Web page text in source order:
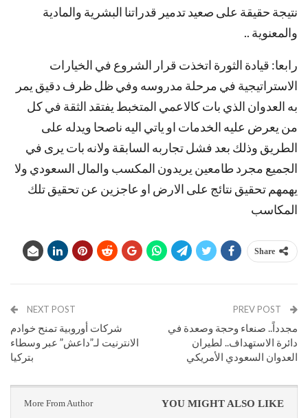
نتيجة حقيقة على صعيد تدمير قدراتنا البشرية والمادية
والمعنوية ..
‫رابعا: قيادة الثورة اتخذت قرار الشروع في الخيارات
الاستراتيجية في مرحلة مدروسه وفي ظل ظرف دقيق يمر
به العدوان الذي بات كالاعمي المتخبط يفتقد الثقة في كل
من يعرض عليه الخدمات او ياتي اليه ناصحا ويدله على
الطريق وذلك بعد فشل تجاربه السابقة ولانه بات يرى في
الجميع مجرد طامعين يريدون المكسب والمال السعودي ولا
يهمهم تحقيق نتائج على الارض او عاجزين عن تحقيق تلك
المكاسب
Share
مجدداً.. صنعاء وحجة وصعدة في
دائرة الاستهداف.. لطيران
العدوان السعودي الأمريكي
NEXT POST
شركات أوروبية تمنح خوادم
الانترنيت لـ”داعش” عبر وسطاء
بتركيا
YOU MIGHT ALSO LIKE
More From Author